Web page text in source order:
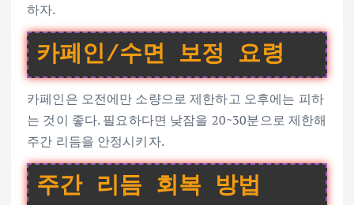
하자.
카페인/수면 보정 요령
카페인은 오전에만 소량으로 제한하고 오후에는 피하
는 것이 좋다. 필요하다면 낮잠을 20~30분으로 제한해
주간 리듬을 안정시키자.
주간 리듬 회복 방법